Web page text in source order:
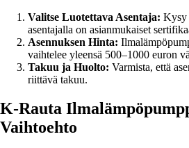
Valitse Luotettava Asentaja: Kysy
asentajalla on asianmukaiset
Asennuksen Hinta:
vaihtelee yleensä 500–1000 euron
Takuu ja Huolto: Varmista, että
riittävä takuu.
K-Rauta
Vaihtoehto